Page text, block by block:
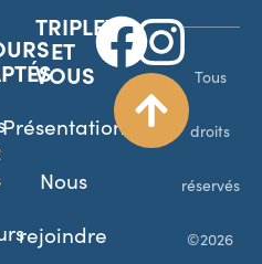
TRIPLEV
ET
VOUS
Présentation
Nous
rejoindre
Tous
droits
réservés
©2026